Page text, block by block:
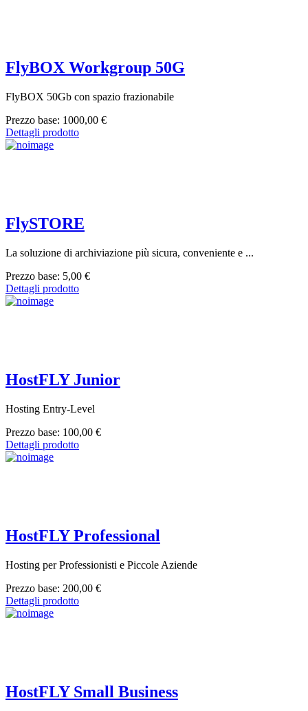
FlyBOX Workgroup 50G
FlyBOX 50Gb con spazio frazionabile
Prezzo base: 1000,00 €
Dettagli prodotto
FlySTORE
La soluzione di archiviazione più sicura, conveniente e ...
Prezzo base: 5,00 €
Dettagli prodotto
HostFLY Junior
Hosting Entry-Level
Prezzo base: 100,00 €
Dettagli prodotto
HostFLY Professional
Hosting per Professionisti e Piccole Aziende
Prezzo base: 200,00 €
Dettagli prodotto
HostFLY Small Business